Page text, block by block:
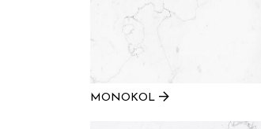
MONOKOL